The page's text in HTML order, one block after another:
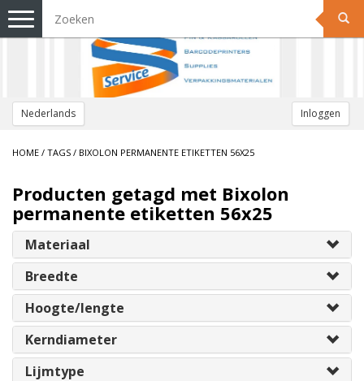
Nederlands Inloggen
Toggle
navigation
HOME / TAGS / BIXOLON PERMANENTE ETIKETTEN 56X25
Producten getagd met Bixolon
permanente etiketten 56x25
Materiaal
Breedte
Hoogte/lengte
Kerndiameter
Lijmtype